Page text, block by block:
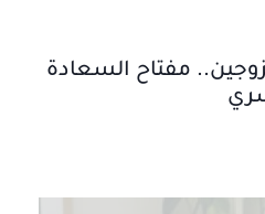
مفتاح السعادة